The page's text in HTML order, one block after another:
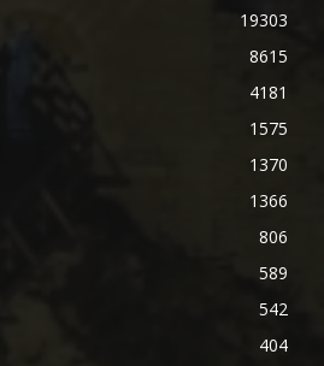
19303
8615
4181
1575
1370
1366
806
589
542
404